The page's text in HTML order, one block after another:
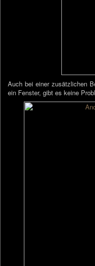
Auch bei einer zusätzlichen
ein Fenster, gibt es keine